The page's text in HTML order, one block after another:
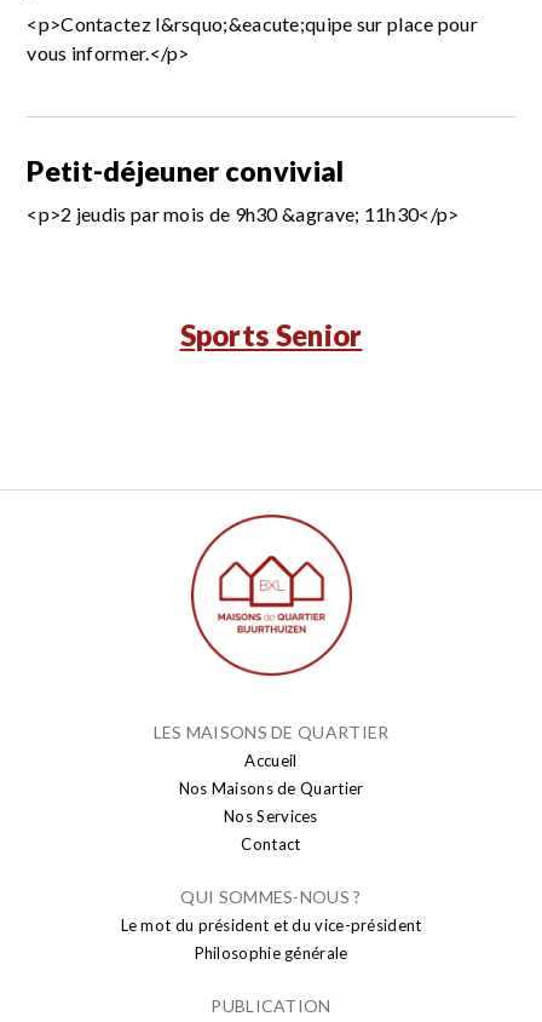
<p>Contactez l&rsquo;&eacute;quipe sur place pour
vous informer.</p>
Petit-déjeuner convivial
<p>2 jeudis par mois de 9h30 &agrave; 11h30</p>
Sports Senior
LES MAISONS DE QUARTIER
Accueil
Nos Maisons de Quartier
Nos Services
Contact
QUI SOMMES-NOUS ?
Le mot du président et du vice-président
Philosophie générale
PUBLICATION